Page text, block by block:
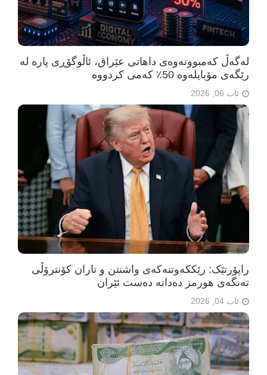
لەگەڵ کەمبوونەوەی داهاتی عێراق، ئاڵوگۆڕی پارە لە
رێگەی مۆبایلەوە 50٪ کەمی کردووە
ئاب 06, 2026
راپۆرتێک: رێککەوتنەکەی واشنتن و تاران کۆنترۆڵی
تەنگەی هورمز دەداتە دەست ئێران
ئاب 04, 2026